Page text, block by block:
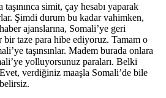
simit, çay hesabı yaparak
Şimdi durum bu kadar vahimken,
ajanslarına, Somali’ye geri
taze para hibe ediyoruz. Tamam o
taşınsınlar. Madem burada onlara
yolluyorsunuz paraları. Belki
verdiğiniz maaşla Somali’de bile